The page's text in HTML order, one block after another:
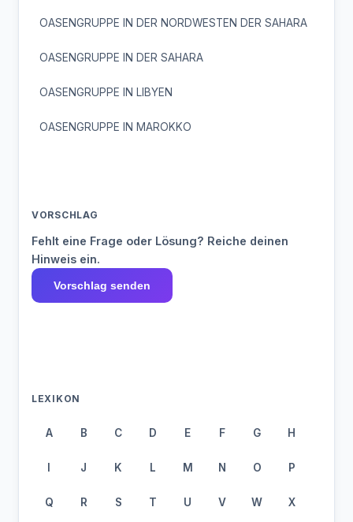
OASENGRUPPE IN DER NORDWESTEN DER SAHARA
OASENGRUPPE IN DER SAHARA
OASENGRUPPE IN LIBYEN
OASENGRUPPE IN MAROKKO
VORSCHLAG
Fehlt eine Frage oder Lösung? Reiche deinen
Hinweis ein.
Vorschlag senden
LEXIKON
A B C D E F G H
I J K L M N O P
Q R S T U V W X